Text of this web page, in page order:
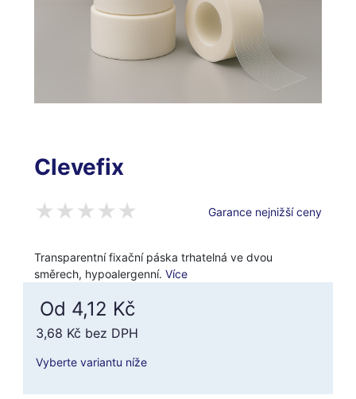
Clevefix
Garance nejnižší ceny
Transparentní fixační páska trhatelná ve dvou
směrech, hypoalergenní. Více
Od 4,12 Kč
3,68 Kč bez DPH
Vyberte variantu níže